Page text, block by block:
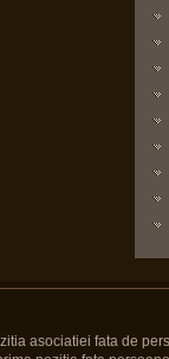
asociatiei fata de